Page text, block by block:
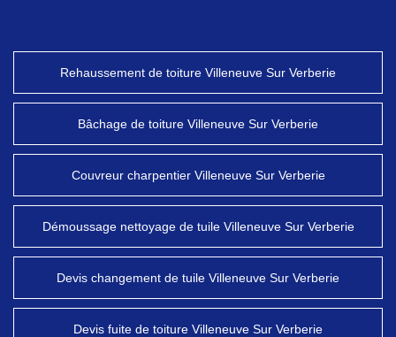
Rehaussement de toiture Villeneuve Sur Verberie
Bâchage de toiture Villeneuve Sur Verberie
Couvreur charpentier Villeneuve Sur Verberie
Démoussage nettoyage de tuile Villeneuve Sur Verberie
Devis changement de tuile Villeneuve Sur Verberie
Devis fuite de toiture Villeneuve Sur Verberie